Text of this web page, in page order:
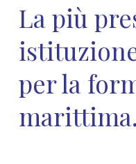
La più
per la
marittima.